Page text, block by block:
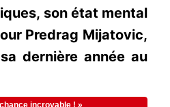
son état mental
Predrag Mijatovic,
dernière année au